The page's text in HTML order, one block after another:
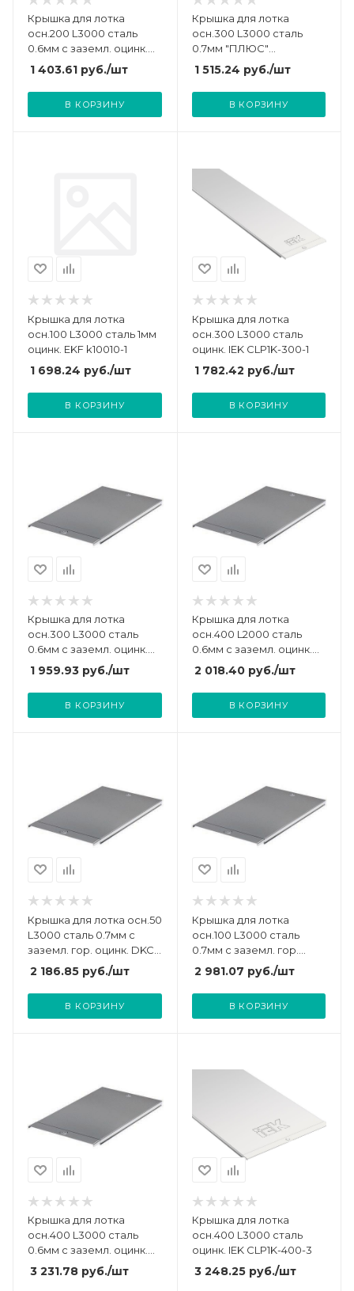
Крышка для лотка
осн.200 L3000 сталь
0.6мм с заземл. оцинк.
DKC 35524
1 403.61 руб./шт
В КОРЗИНУ
Крышка для лотка
осн.300 L3000 сталь
0.7мм "ПЛЮС"
KLplus300-0.7-3000
оцинк. КМ PL0409
1 515.24 руб./шт
В КОРЗИНУ
Крышка для лотка
осн.100 L3000 сталь 1мм
оцинк. EKF k10010-1
1 698.24 руб./шт
В КОРЗИНУ
Крышка для лотка
осн.300 L3000 сталь
оцинк. IEK CLP1K-300-1
1 782.42 руб./шт
В КОРЗИНУ
Крышка для лотка
осн.300 L3000 сталь
0.6мм с заземл. оцинк.
DKC 35525
1 959.93 руб./шт
В КОРЗИНУ
Крышка для лотка
осн.400 L2000 сталь
0.6мм с заземл. оцинк.
DKC 35516
2 018.40руб./шт
В КОРЗИНУ
Крышка для лотка осн.50
L3000 сталь 0.7мм с
заземл. гор. оцинк. DKC
35520HDZ
2 186.85 руб./шт
В КОРЗИНУ
Крышка для лотка
осн.100 L3000 сталь
0.7мм с заземл. гор.
оцинк. DKC 35522HDZ
2 981.07 руб./шт
В КОРЗИНУ
Крышка для лотка
осн.400 L3000 сталь
0.6мм с заземл. оцинк.
DKC 35526
3 231.78 руб./шт
Крышка для лотка
осн.400 L3000 сталь
оцинк. IEK CLP1K-400-3
3 248.25руб./шт